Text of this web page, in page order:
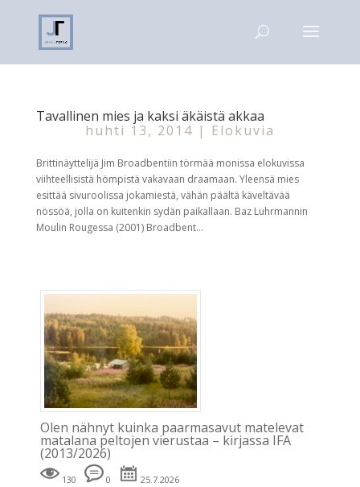
Tavallinen mies ja kaksi äkäistä akkaa
huhti 13, 2014 | Elokuvia
Brittinäyttelijä Jim Broadbentiin törmää monissa elokuvissa
viihteellisistä hömpistä vakavaan draamaan. Yleensä mies
esittää sivuroolissa jokamiestä, vähän päältä käveltävää
nössöä, jolla on kuitenkin sydän paikallaan. Baz Luhrmannin
Moulin Rougessa (2001) Broadbent...
Olen nähnyt kuinka paarmasavut matelevat
matalana peltojen vierustaa – kirjassa IFA
(2013/2026)
130 0 25.7.2026